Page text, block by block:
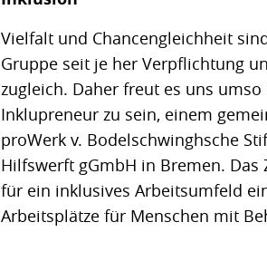
Vielfalt und Chancengleichheit sind
Gruppe seit je her Verpflichtung
zugleich. Daher freut es uns
Inklupreneur zu sein, einem
proWerk v. Bodelschwinghsche
Hilfswerft gGmbH in Bremen. Das
für ein inklusives Arbeitsumfeld
Arbeitsplätze für Menschen mit